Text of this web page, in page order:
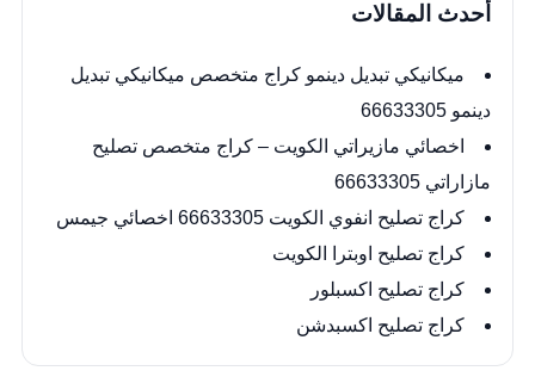
أحدث المقالات
ميكانيكي تبديل دينمو كراج متخصص ميكانيكي تبديل
دينمو 66633305
اخصائي مازيراتي الكويت – كراج متخصص تصليح
مازاراتي 66633305
كراج تصليح انفوي الكويت 66633305 اخصائي جيمس
كراج تصليح اوبترا الكويت
كراج تصليح اكسبلور
كراج تصليح اكسبدشن